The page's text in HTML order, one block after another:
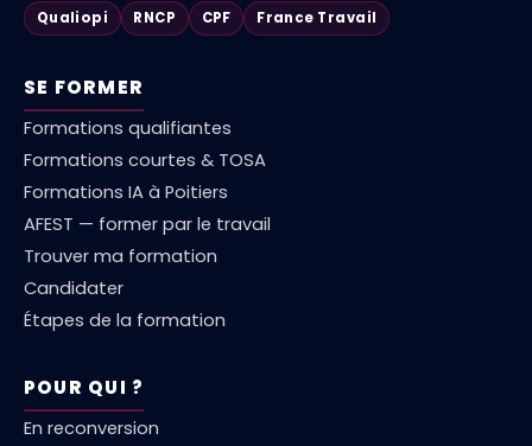
Qualiopi RNCP CPF France Travail
SE FORMER
Formations qualifiantes
Formations courtes & TOSA
Formations IA à Poitiers
AFEST — former par le travail
Trouver ma formation
Candidater
Étapes de la formation
POUR QUI ?
En reconversion